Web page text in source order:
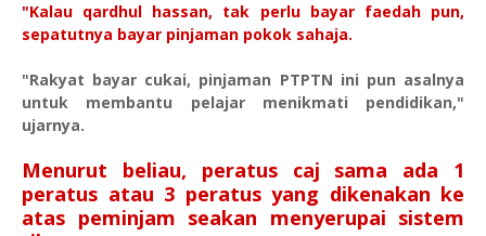
"Kalau qardhul hassan, tak perlu bayar faedah pun,
sepatutnya bayar pinjaman pokok sahaja.
"Rakyat bayar cukai, pinjaman PTPTN ini pun asalnya
untuk membantu pelajar menikmati pendidikan,"
ujarnya.
Menurut beliau, peratus caj sama ada 1
peratus atau 3 peratus yang dikenakan ke
atas peminjam seakan menyerupai sistem